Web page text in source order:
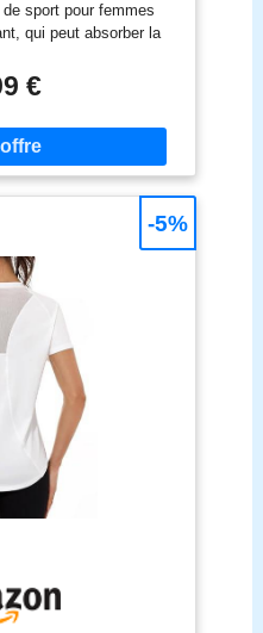
sport pour femmes
qui peut absorber la
sportif avec maille】
femmes adoptent un
en maille dans le
sensation unique par
sport normaux. La
la fonction
ce qui aide à garder la
【Design à col en V】
offre une ventilation
fendu sur le côté
façonne parfaitement
look décontracté mais
haut d'entraînement.
sexy et élégante.
pour femme est
et se détendre, il
avec vos pantalons,
Idéal à porter lors de
course, du yoga, de la
des sports de
de S à XXL, veuillez
tableau des tailles avant
€
-5%